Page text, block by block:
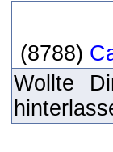
(8788)
Wollte